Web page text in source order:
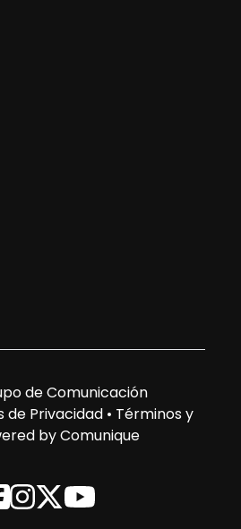
de Comunicación
de Privacidad • Términos y
by Comunique